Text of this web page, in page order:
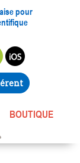
pour
BOUTIQUE